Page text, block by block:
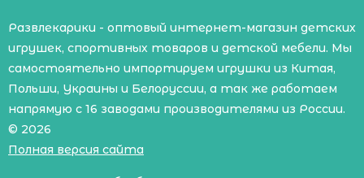
Развлекарики - оптовый интернет-магазин детских
игрушек, спортивных товаров и детской мебели. Мы
самостоятельно импортируем игрушки из Китая,
Польши, Украины и Белоруссии, а так же работаем
напрямую с 16 заводами производителями из России.
© 2026
Полная версия сайта